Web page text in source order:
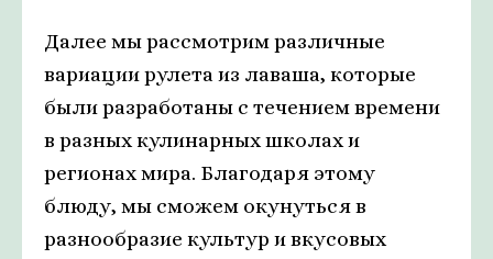
Далее мы рассмотрим различные
вариации рулета из лаваша, которые
были разработаны с течением времени
в разных кулинарных школах и
регионах мира. Благодаря этому
блюду, мы сможем окунуться в
разнообразие культур и вкусовых